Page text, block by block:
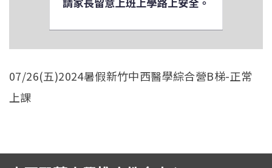
07/26(五)2024暑假新竹中西醫學綜合營B梯-正常
上課